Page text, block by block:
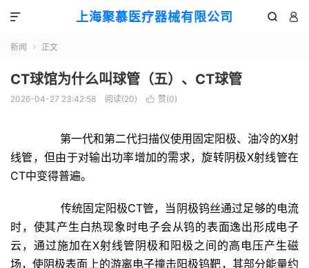
上海聚慕医疗器械有限公司  

新闻  正文
CT球馆为什么叫球管（五）、CT球管
2026-04-27 23:42:58 阅读(20)  赞(0)
第一代和第二代扫描仪使用固定阳极、油冷的X射
线管，但由于对输出功率增加的需求，旋转阴极X射线管在
CT中变得普遍。
传统固定阳极CT管， 当 阴极钨丝通过足够的电流
时，使其产生白热现象时电子会从钨的表面逸出形成电子
云，通过施加在X射线管阴极和阳极之间的高电压产生磁
场，使阴极表面上的游离电子撞击阳极钨靶， 其部分能量约